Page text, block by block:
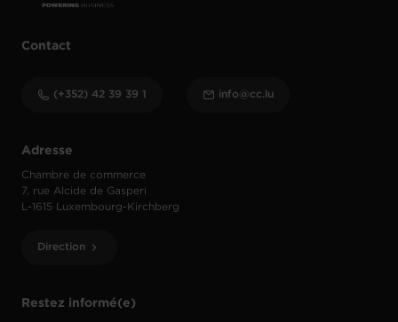
Restez informé(e)
Adresse
Chambre de commerce
7, rue Alcide de Gasperi
L-1615 Luxembourg-Kirchberg
Direction
Contact
(+352) 42 39 39 1 info@cc.lu